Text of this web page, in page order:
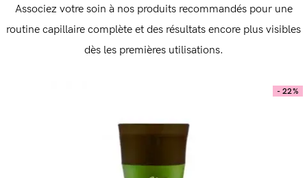
Associez votre soin à nos produits recommandés pour une
routine capillaire complète et des résultats encore plus visibles
dès les premières utilisations.
- 22%